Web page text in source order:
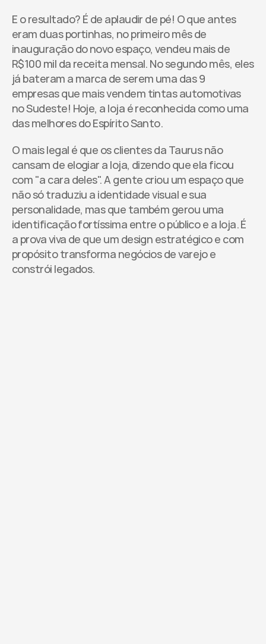
E o resultado? É de aplaudir de pé! O que antes
eram duas portinhas, no primeiro mês de
inauguração do novo espaço, vendeu mais de
R$100 mil da receita mensal. No segundo mês, eles
já bateram a marca de serem uma das 9
empresas que mais vendem tintas automotivas
no Sudeste! Hoje, a loja é reconhecida como uma
das melhores do Espírito Santo. ​
O mais legal é que os clientes da Taurus não
cansam de elogiar a loja, dizendo que ela ficou
com "a cara deles". A gente criou um espaço que
não só traduziu a identidade visual e sua
personalidade, mas que também gerou uma
identificação fortíssima entre o público e a loja. É
a prova viva de que um design estratégico e com
propósito transforma negócios de varejo e
constrói legados.